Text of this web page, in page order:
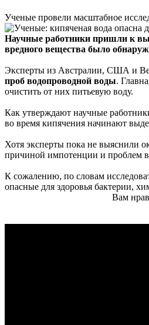
Ученые провели масштабное
Научные работники пришли к
вредного вещества было
Эксперты из Австралии, США и
проб водопроводной воды.
очистить от них питьевую воду.
Как утверждают научные
во время кипячения начинают
Хотя эксперты пока не выяснили
причиной импотенции и проблем
К сожалению, по словам
опасные для здоровья бактерии,
Вам